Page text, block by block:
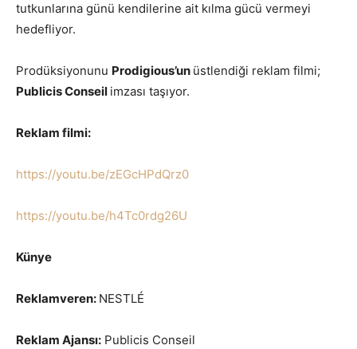
tutkunlarına günü kendilerine ait kılma gücü vermeyi
hedefliyor.
Prodüksiyonunu Prodigious’un üstlendiği reklam filmi;
Publicis Conseil imzası taşıyor.
Reklam filmi:
https://youtu.be/zEGcHPdQrz0
https://youtu.be/h4Tc0rdg26U
Künye
Reklamveren: NESTLÉ
Reklam Ajansı: Publicis Conseil